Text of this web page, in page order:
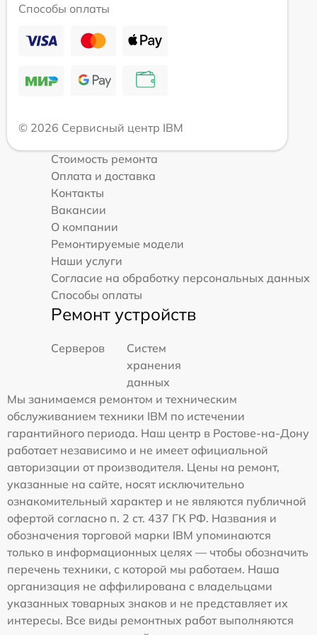
Способы оплаты
© 2026 Сервисный центр IBM
Стоимость ремонта
Оплата и доставка
Контакты
Вакансии
О компании
Ремонтируемые модели
Наши услуги
Согласие на обработку персональных данных
Способы оплаты
Ремонт устройств
Серверов
Систем
хранения
данных
Мы занимаемся ремонтом и техническим
обслуживанием техники IBM по истечении
гарантийного периода. Наш центр в Ростове-на-Дону
работает независимо и не имеет официальной
авторизации от производителя. Цены на ремонт,
указанные на сайте, носят исключительно
ознакомительный характер и не являются публичной
офертой согласно п. 2 ст. 437 ГК РФ. Названия и
обозначения торговой марки IBM упоминаются
только в информационных целях — чтобы обозначить
перечень техники, с которой мы работаем. Наша
организация не аффилирована с владельцами
указанных товарных знаков и не представляет их
интересы. Все виды ремонтных работ выполняются